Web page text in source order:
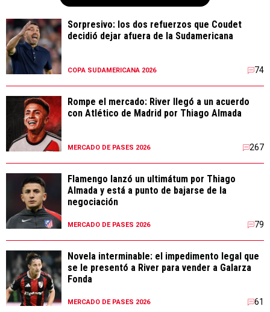
Sorpresivo: los dos refuerzos que Coudet
decidió dejar afuera de la Sudamericana
COPA SUDAMERICANA 2026 74
Rompe el mercado: River llegó a un acuerdo
con Atlético de Madrid por Thiago Almada
MERCADO DE PASES 2026 267
Flamengo lanzó un ultimátum por Thiago
Almada y está a punto de bajarse de la
negociación
MERCADO DE PASES 2026 79
Novela interminable: el impedimento legal que
se le presentó a River para vender a Galarza
Fonda
MERCADO DE PASES 2026 61